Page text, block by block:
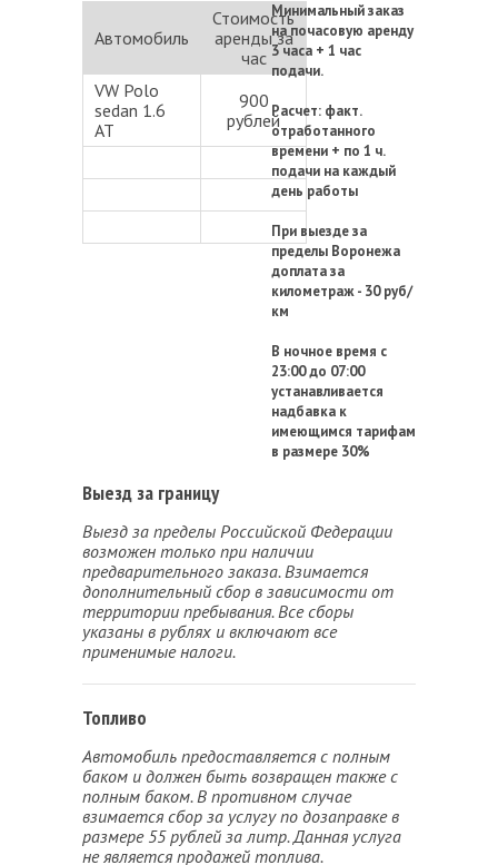
Автомобиль
Стоимость
аренды за
час
VW Polo
sedan 1.6
АТ
900
рублей
Минимальный заказ
на почасовую аренду
3 часа + 1 час
подачи.
Расчет: факт.
отработанного
времени + по 1 ч.
подачи на каждый
день работы
При выезде за
пределы Воронежа
доплата за
километраж - 30 руб/
км
В ночное время с
23:00 до 07:00
устанавливается
надбавка к
имеющимся тарифам
в размере 30%
Выезд за границу
Выезд за пределы Российской Федерации
возможен только при наличии
предварительного заказа. Взимается
дополнительный сбор в зависимости от
территории пребывания. Все сборы
указаны в рублях и включают все
применимые налоги.
Топливо
Автомобиль предоставляется с полным
баком и должен быть возвращен также с
полным баком. В противном случае
взимается сбор за услугу по дозаправке в
размере 55 рублей за литр. Данная услуга
не является продажей топлива.